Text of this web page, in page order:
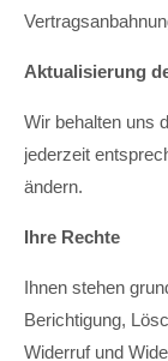
Aktualisierung
Wir behalten uns
jederzeit
ändern.
Ihre Rechte
Ihnen stehen
Berichtigung,
Widerruf und